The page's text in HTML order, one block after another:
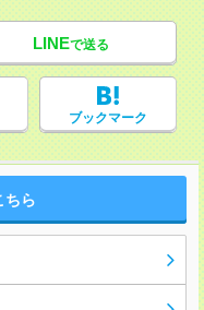
LINEで送る
ブックマーク
ちら